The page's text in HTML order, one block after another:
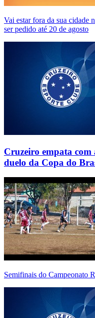
Vai estar fora da sua cidade
ser pedido até 20 de agosto
Cruzeiro empata com
duelo da Copa do
Semifinais do Campeonato